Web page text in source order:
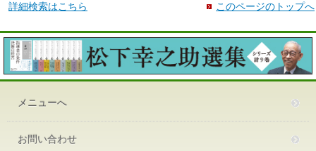
詳細検索はこちら このページのトップへ
メニューへ
お問い合わせ